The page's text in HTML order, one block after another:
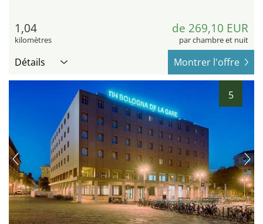
1,04
kilomètres
de 269,10 EUR
par chambre et nuit
Détails Montrer l'offre
5